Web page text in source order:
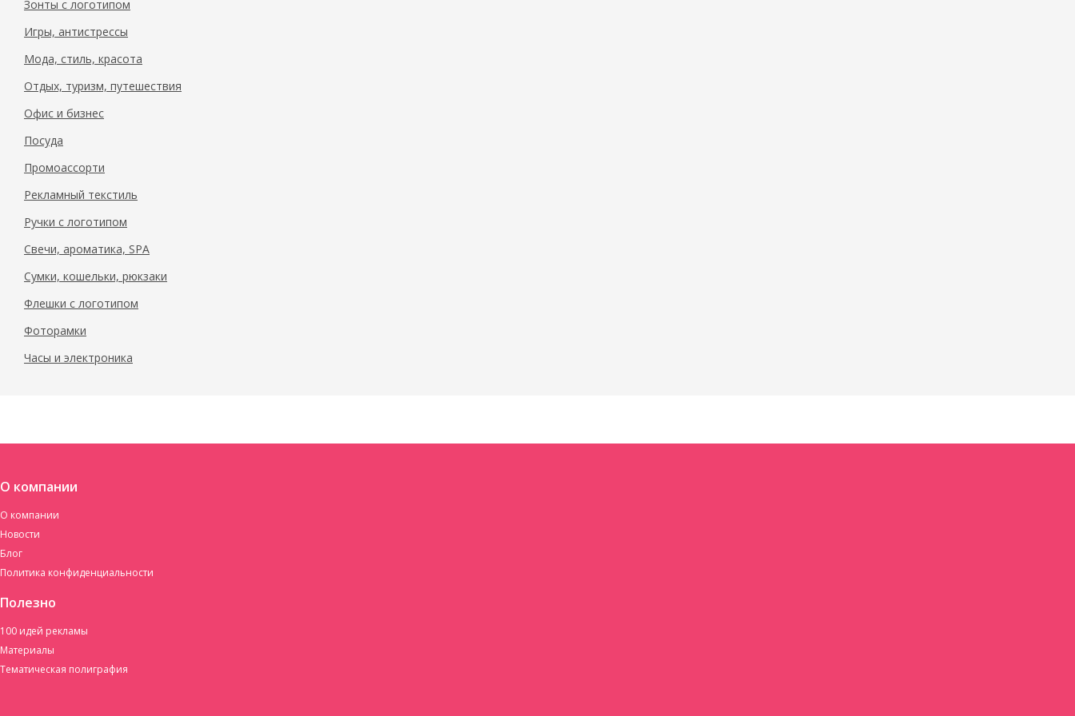
Зонты с логотипом
Игры, антистрессы
Мода, стиль, красота
Отдых, туризм, путешествия
Офис и бизнес
Посуда
Промоассорти
Рекламный текстиль
Ручки с логотипом
Свечи, ароматика, SPA
Сумки, кошельки, рюкзаки
Флешки с логотипом
Фоторамки
Часы и электроника
О компании
О компании
Новости
Блог
Политика конфиденциальности
Полезно
100 идей рекламы
Материалы
Тематическая полиграфия